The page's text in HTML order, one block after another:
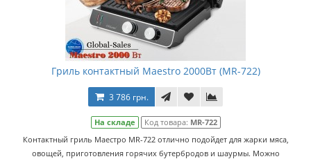
Гриль контактный Maestro 2000Вт (MR-722)
3 786 грн.
На складе Код товара: MR-722
Контактный гриль Маестро MR-722 отлично подойдет для жарки мяса,
овощей, приготовления горячих бутербродов и шаурмы. Можно